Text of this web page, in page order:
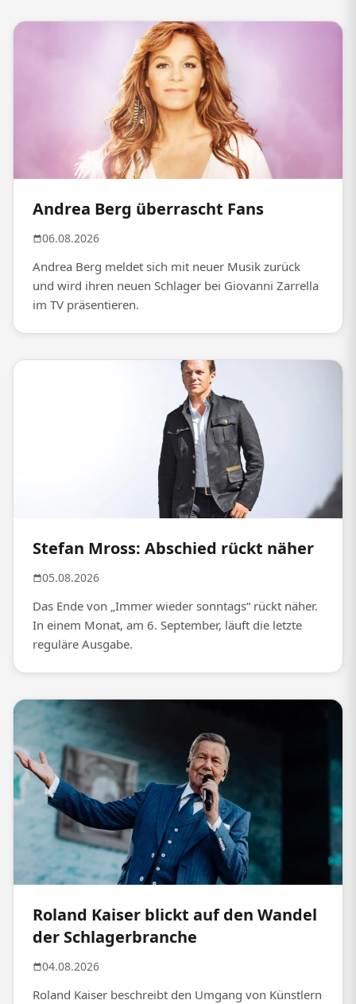
Andrea Berg überrascht Fans
06.08.2026
Andrea Berg meldet sich mit neuer Musik zurück
und wird ihren neuen Schlager bei Giovanni Zarrella
im TV präsentieren.
Stefan Mross: Abschied rückt näher
05.08.2026
Das Ende von „Immer wieder sonntags“ rückt näher.
In einem Monat, am 6. September, läuft die letzte
reguläre Ausgabe.
Roland Kaiser blickt auf den Wandel
der Schlagerbranche
04.08.2026
Roland Kaiser beschreibt den Umgang von Künstlern